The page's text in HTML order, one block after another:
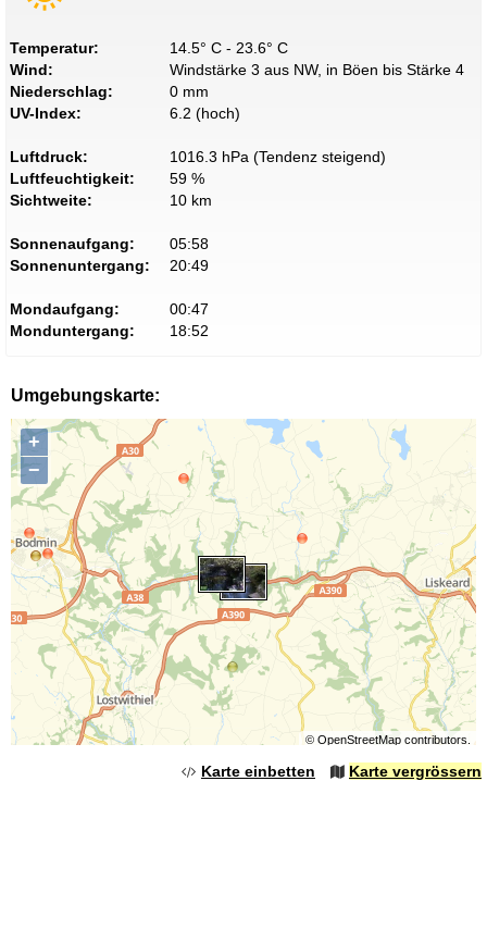
Temperatur:
14.5° C - 23.6° C
Wind:
Windstärke 3 aus NW, in Böen bis Stärke 4
Niederschlag:
0 mm
UV-Index:
6.2 (hoch)
Luftdruck:
1016.3 hPa (Tendenz steigend)
Luftfeuchtigkeit:
59 %
Sichtweite:
10 km
Sonnenaufgang:
05:58
Sonnenuntergang:
20:49
Mondaufgang:
00:47
Monduntergang:
18:52
Umgebungskarte:
+
−
© OpenStreetMapcontributors.
Karte einbetten Karte vergrössern